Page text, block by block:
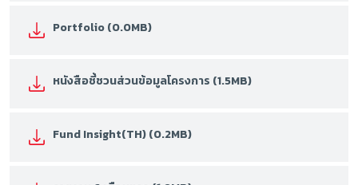
Portfolio (0.0MB)
หนังสือชี้ชวนส่วนข้อมูลโครงการ (1.5MB)
Fund Insight(TH) (0.2MB)